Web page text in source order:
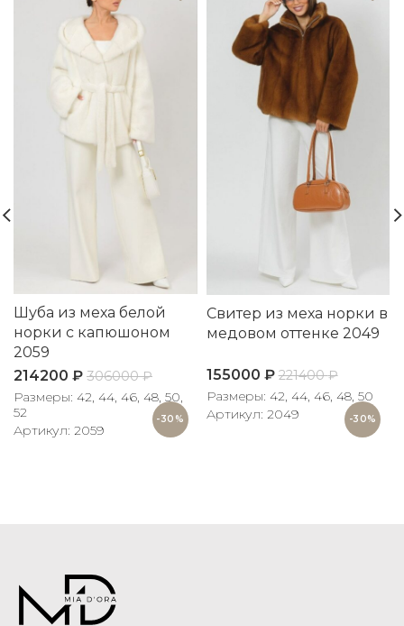
-30%
Шуба из меха белой
норки с капюшоном
2059
214200 ₽ 306000₽
Размеры: 42, 44, 46, 48, 50,
52
Артикул: 2059
-30%
Свитер из меха норки в
медовом оттенке 2049
155000 ₽ 221400₽
Размеры: 42, 44, 46, 48, 50
Артикул: 2049